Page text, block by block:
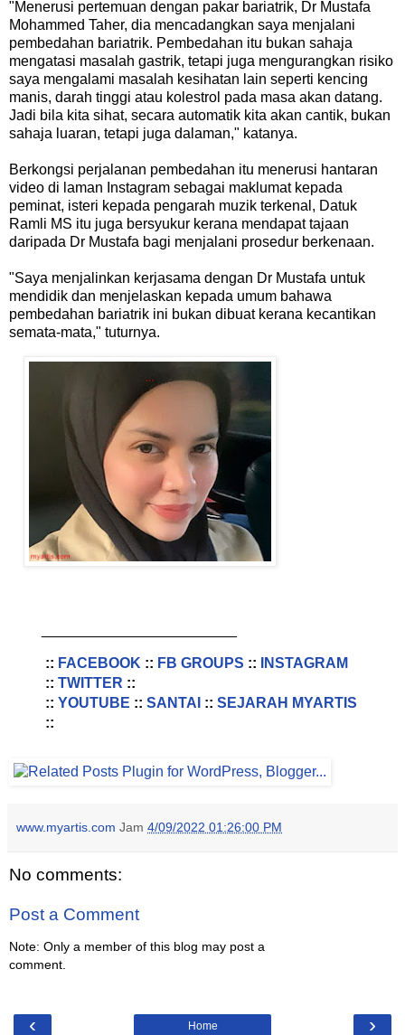
"Menerusi pertemuan dengan pakar bariatrik, Dr Mustafa
Mohammed Taher, dia mencadangkan saya menjalani
pembedahan bariatrik. Pembedahan itu bukan sahaja
mengatasi masalah gastrik, tetapi juga mengurangkan risiko
saya mengalami masalah kesihatan lain seperti kencing
manis, darah tinggi atau kolestrol pada masa akan datang.
Jadi bila kita sihat, secara automatik kita akan cantik, bukan
sahaja luaran, tetapi juga dalaman," katanya.
Berkongsi perjalanan pembedahan itu menerusi hantaran
video di laman Instagram sebagai maklumat kepada
peminat, isteri kepada pengarah muzik terkenal, Datuk
Ramli MS itu juga bersyukur kerana mendapat tajaan
daripada Dr Mustafa bagi menjalani prosedur berkenaan.
"Saya menjalinkan kerjasama dengan Dr Mustafa untuk
mendidik dan menjelaskan kepada umum bahawa
pembedahan bariatrik ini bukan dibuat kerana kecantikan
semata-mata," tuturnya.
:: FACEBOOK :: FB GROUPS ::
INSTAGRAM
:: TWITTER ::
:: YOUTUBE :: SANTAI :: SEJARAH MYARTIS
::
www.myartis.com Jam 4/09/2022 01:26:00 PM
No comments:
Post a Comment
Note: Only a member of this blog may post a
comment.
‹ ›
Home